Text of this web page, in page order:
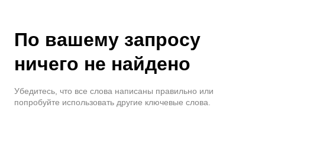
По вашему запросу
ничего не найдено
Убедитесь, что все слова написаны правильно или
попробуйте использовать другие ключевые слова.